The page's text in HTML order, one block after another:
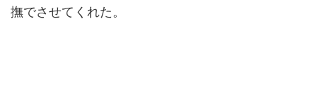
撫でさせてくれた。